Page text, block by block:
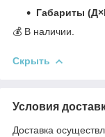
Габариты
💰 В наличии.
Скрыть
Условия
Доставка